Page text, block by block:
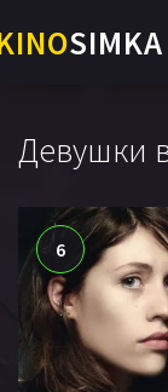
SIMKA
Девушки
6